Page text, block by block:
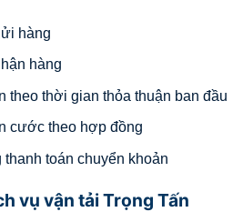
hàng
hàng
theo thời gian thỏa thuận ban đầu
cước theo hợp đồng
toán chuyển khoản
vụ vận tải Trọng Tấn